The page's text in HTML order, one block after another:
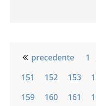
precedente 1
151
152 153
159
160 161